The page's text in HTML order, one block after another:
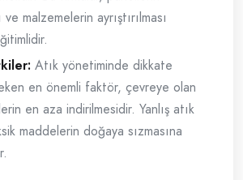
malzemelerin ayrıştırılması
Atık yönetiminde dikkate
en önemli faktör, çevreye olan
en aza indirilmesidir. Yanlış atık
maddelerin doğaya sızmasına